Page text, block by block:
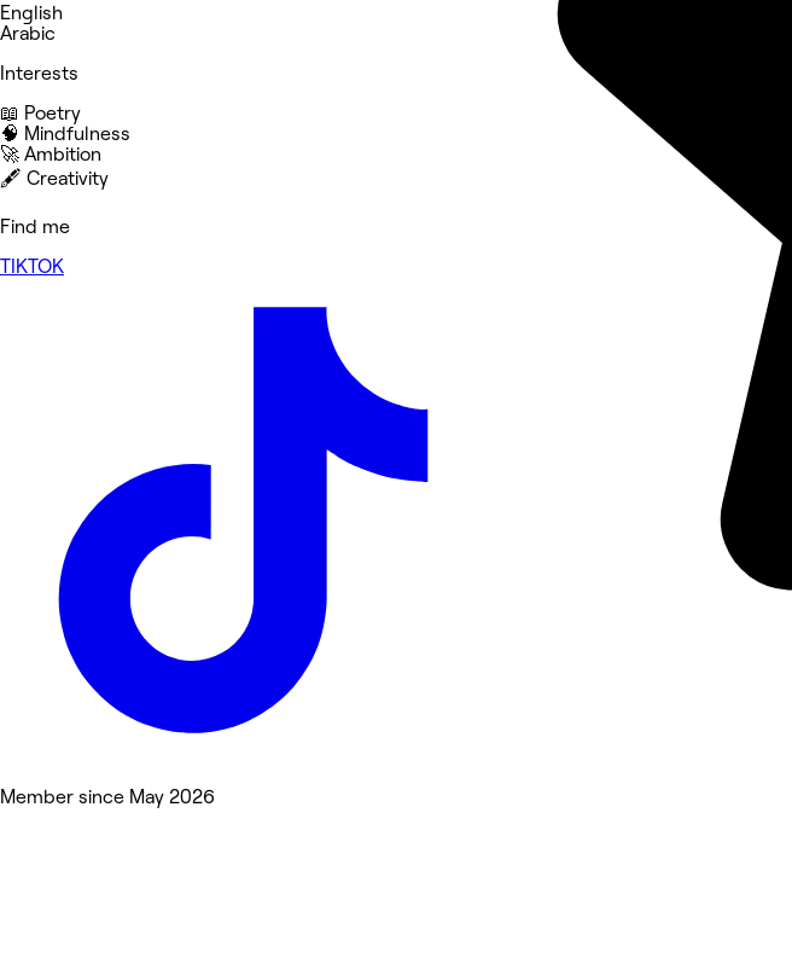
English
Arabic
Interests
📖 Poetry
🧠 Mindfulness
🚀 Ambition
🖋️ Creativity
Find me
TIKTOK
Member since May 2026